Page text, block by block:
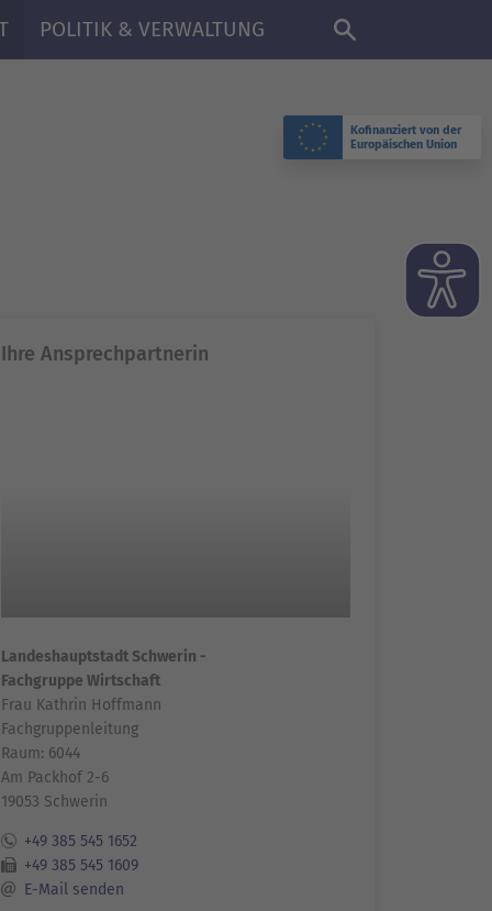
Kofinanziert von der
Europäischen Union
DE
POLITIK & VERWALTUNG
Ihre Ansprechpartnerin
Landeshauptstadt Schwerin -
Fachgruppe Wirtschaft
Frau Kathrin Hoffmann
Fachgruppenleitung
Raum: 6044
Am Packhof 2-6
19053 Schwerin
+49 385 545 1652
+49 385 545 1609
E-Mail senden